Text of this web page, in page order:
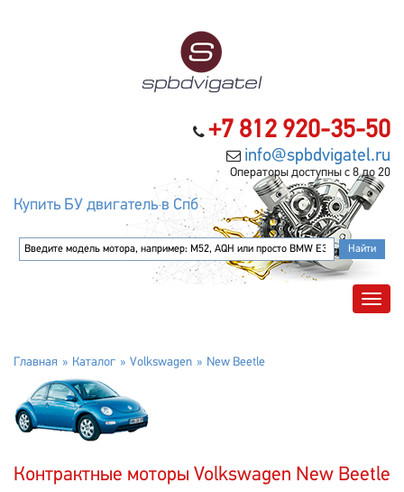
+7 812 920-35-50
info@spbdvigatel.ru
Операторы доступны с 8 до 20
Купить БУ двигатель в Спб
Главная Каталог Volkswagen New Beetle
Контрактные моторы Volkswagen New Beetle